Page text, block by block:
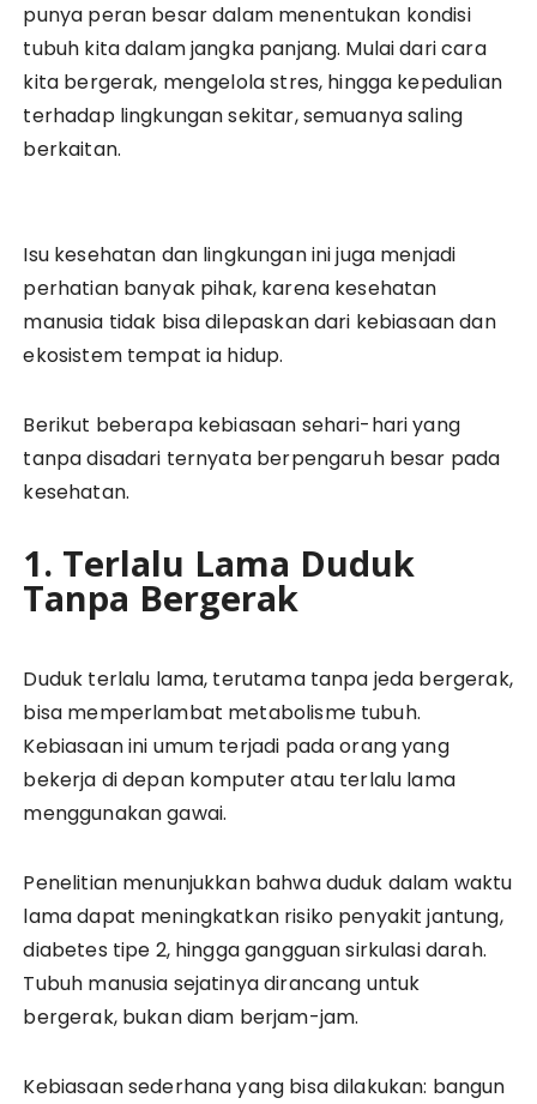
punya peran besar dalam menentukan kondisi
tubuh kita dalam jangka panjang. Mulai dari cara
kita bergerak, mengelola stres, hingga kepedulian
terhadap lingkungan sekitar, semuanya saling
berkaitan.
Isu kesehatan dan lingkungan ini juga menjadi
perhatian banyak pihak, karena kesehatan
manusia tidak bisa dilepaskan dari kebiasaan dan
ekosistem tempat ia hidup.
Berikut beberapa kebiasaan sehari-hari yang
tanpa disadari ternyata berpengaruh besar pada
kesehatan.
1. Terlalu Lama Duduk
Tanpa Bergerak
Duduk terlalu lama, terutama tanpa jeda bergerak,
bisa memperlambat metabolisme tubuh.
Kebiasaan ini umum terjadi pada orang yang
bekerja di depan komputer atau terlalu lama
menggunakan gawai.
Penelitian menunjukkan bahwa duduk dalam waktu
lama dapat meningkatkan risiko penyakit jantung,
diabetes tipe 2, hingga gangguan sirkulasi darah.
Tubuh manusia sejatinya dirancang untuk
bergerak, bukan diam berjam-jam.
Kebiasaan sederhana yang bisa dilakukan: bangun